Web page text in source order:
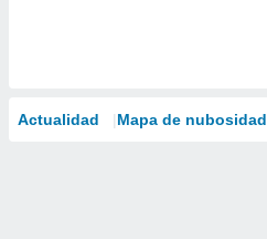
Actualidad Mapa de nubosidad